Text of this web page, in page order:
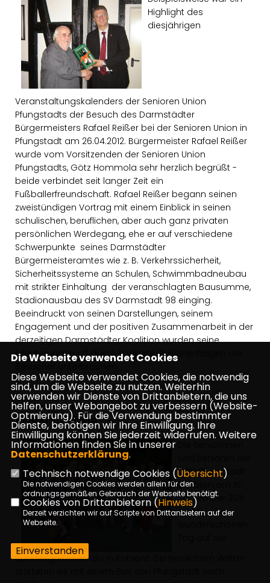
Highlight des
diesjährigen
Veranstaltungskalenders der Senioren Union
Pfungstadts der Besuch des Darmstädter
Bürgermeisters Rafael Reißer bei der Senioren Union in
Pfungstadt am 26.04.2012. Bürgermeister Rafael Reißer
wurde vom Vorsitzenden der Senioren Union
Pfungstadts, Götz Hommola sehr herzlich begrüßt -
beide verbindet seit langer Zeit ein
Fußballerfreundschaft. Rafael Reißer begann seinen
zweistündigen Vortrag mit einem Einblick in seinen
schulischen, beruflichen, aber auch ganz privaten
persönlichen Werdegang, ehe er auf verschiedene
Schwerpunkte seines Darmstädter
Bürgermeisteramtes wie z. B. Verkehrssicherheit,
Sicherheitssysteme an Schulen, Schwimmbadneubau
mit strikter Einhaltung der veranschlagten Bausumme,
Stadionausbau des SV Darmstadt 98 einging.
Beeindruckt von seinen Darstellungen, seinem
Engagement und der positiven Zusammenarbeit in der
derzeitigen Darmstädter Koalition wurden seine
Erläuterungen oft durch konkrete Zwischenfragen der
Die Senioren Union auf der Bundesgartenschau
(BUGA) in Koblenz
CDU Pfungstadt
erlebten am 15.
September 2011
einen
Bundesgartenschau in Koblenz. Bei herrlichem Wetter
Die Webseite verwendet Cookies
Diese Webseite verwendet Cookies, die notwendig
sind, um die Webseite zu nutzen. Weiterhin
verwenden wir Dienste von Drittanbietern, die uns
helfen, unser Webangebot zu verbessern (Website-
Optmierung). Für die Verwendung bestimmter
Dienste, benötigen wir Ihre Einwilligung. Ihre
Einwilligung können Sie jederzeit widerrufen. Weitere
Informationen finden Sie in unserer
Datenschutzerklärung.
Technisch notwendige Cookies (Übersicht)
Die notwendigen Cookies werden allein für den
ordnungsgemäßen Gebrauch der Webseite benötigt.
Cookies von Drittanbietern (Hinweis)
Derzeit verzichten wir auf Scripte von Drittanbietern auf der
Webseite.
Einverstanden